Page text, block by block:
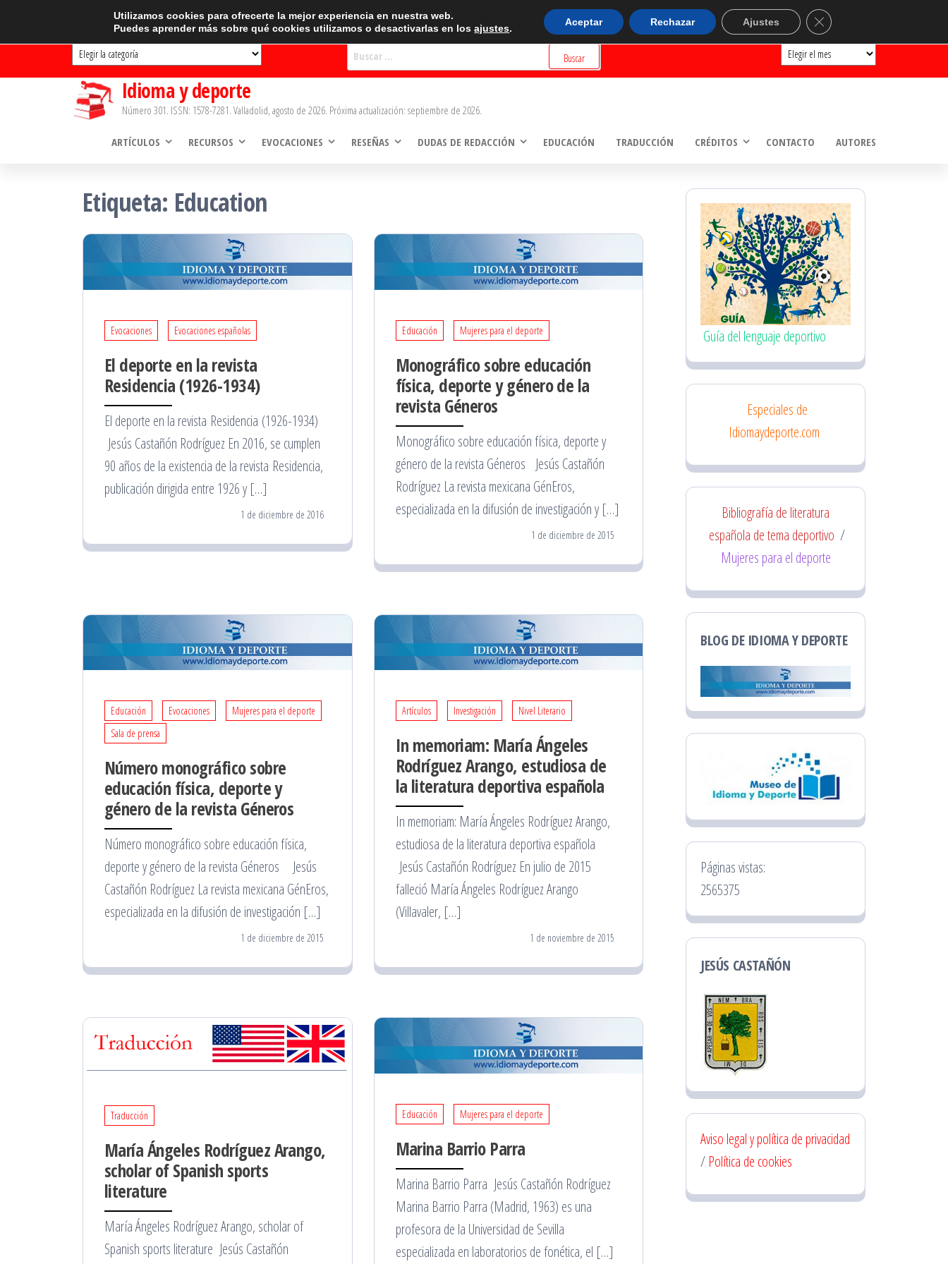
CATEGORÍAS
Categorías
BUSCADOR ARCHIVOS
Archivos
Idioma y deporte
Número 301. ISSN: 1578-7281. Valladolid, agosto de 2026. Próxima actualización: septiembre de 2026.
ARTÍCULOS RECURSOS EVOCACIONES RESEÑAS DUDAS DE REDACCIÓN EDUCACIÓN TRADUCCIÓN CRÉDITOS CONTACTO AUTORES
Etiqueta: Education
Evocaciones Evocaciones españolas
El deporte en la revista
Residencia (1926-1934)
El deporte en la revista Residencia (1926-1934)
Jesús Castañón Rodríguez En 2016, se cumplen
90 años de la existencia de la revista Residencia,
publicación dirigida entre 1926 y […]
1 de diciembre de 2016
Educación Mujeres para el deporte
Monográfico sobre educación
física, deporte y género de la
revista Géneros
Monográfico sobre educación física, deporte y
género de la revista Géneros Jesús Castañón
Rodríguez La revista mexicana GénEros,
especializada en la difusión de investigación y […]
1 de diciembre de 2015
Educación Evocaciones
Mujeres para el deporte
Sala de prensa
Número monográfico sobre
educación física, deporte y
género de la revista Géneros
Número monográfico sobre educación física,
deporte y género de la revista Géneros Jesús
Castañón Rodríguez La revista mexicana GénEros,
especializada en la difusión de investigación […]
1 de diciembre de 2015
Artículos Investigación Nivel Literario
In memoriam: María Ángeles
Rodríguez Arango, estudiosa de
la literatura deportiva española
In memoriam: María Ángeles Rodríguez Arango,
estudiosa de la literatura deportiva española
Jesús Castañón Rodríguez En julio de 2015
falleció María Ángeles Rodríguez Arango
(Villavaler, […]
1 de noviembre de 2015
Traducción
María Ángeles Rodrí­guez Arango,
scholar of Spanish sports
literature
María Ángeles Rodrí­guez Arango, scholar of
Spanish sports literature Jesús Castañón
Educación Mujeres para el deporte
Marina Barrio Parra
Marina Barrio Parra Jesús Castañón Rodríguez
Marina Barrio Parra (Madrid, 1963) es una
profesora de la Universidad de Sevilla
especializada en laboratorios de fonética, el […]
Guía del lenguaje deportivo
Especiales de
Idiomaydeporte.com
Bibliografía de literatura
española de tema deportivo /
Mujeres para el deporte
BLOG DE IDIOMA Y DEPORTE
Páginas vistas:
2565375
JESÚS CASTAÑÓN
Aviso legal y política de privacidad
/ Política de cookies
Utilizamos cookies para ofrecerte la mejor experiencia en nuestra web.
Puedes aprender más sobre qué cookies utilizamos o desactivarlas en losajustes.
Aceptar Rechazar Ajustes Cerrar el banner de cookies